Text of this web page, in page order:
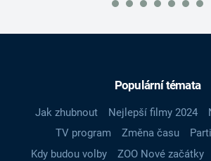
Populární témata
Jak zhubnout Nejlepší filmy 2024
TV program
Změna času
Kdy budou volby
ZOO Nové začátky